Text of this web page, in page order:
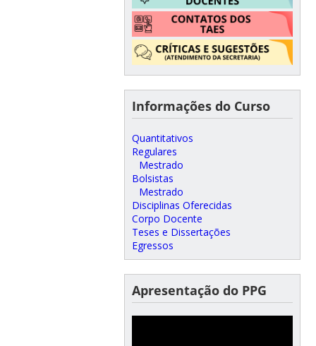
Informações do Curso
Quantitativos
Regulares
Mestrado
Bolsistas
Mestrado
Disciplinas Oferecidas
Corpo Docente
Teses e Dissertações
Egressos
Apresentação do PPG